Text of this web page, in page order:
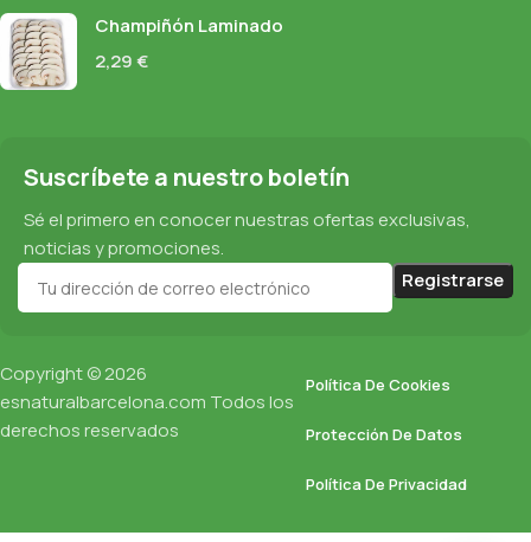
Champiñón Laminado
2,29€
Suscríbete a nuestro boletín
Sé el primero en conocer nuestras ofertas exclusivas,
noticias y promociones.
Copyright © 2026
esnaturalbarcelona.com Todos los
derechos reservados
Política De Cookies
Protección De Datos
Política De Privacidad